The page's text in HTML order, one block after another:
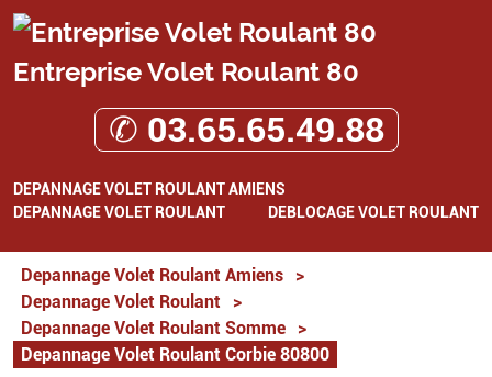
Entreprise Volet Roulant 80
✆ 03.65.65.49.88
DEPANNAGE VOLET ROULANT AMIENS
DEPANNAGE VOLET ROULANT
DEBLOCAGE VOLET ROULANT
Depannage Volet Roulant Amiens
>
Depannage Volet Roulant
>
Depannage Volet Roulant Somme
>
Depannage Volet Roulant Corbie 80800